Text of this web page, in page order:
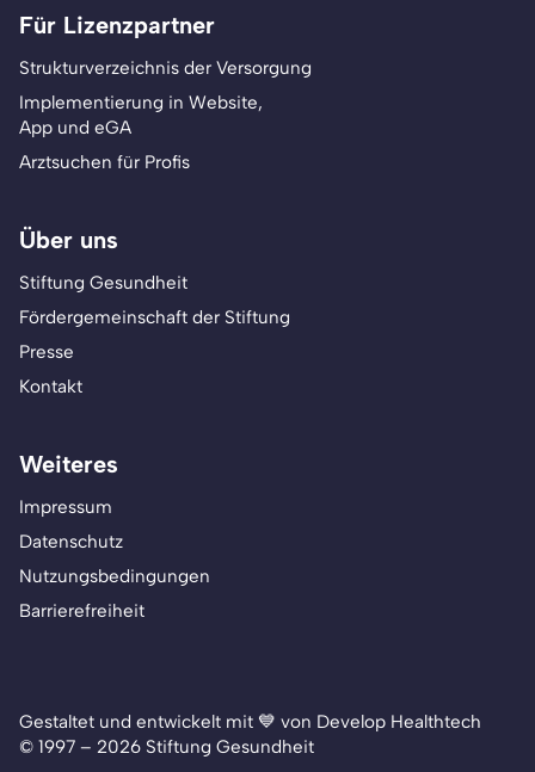
Für Lizenzpartner
Strukturverzeichnis der Versorgung
Implementierung in Website,
App und eGA
Arztsuchen für Profis
Über uns
Stiftung Gesundheit
Fördergemeinschaft der Stiftung
Presse
Kontakt
Weiteres
Impressum
Datenschutz
Nutzungsbedingungen
Barrierefreiheit
Gestaltet und entwickelt mit 💙 von Develop Healthtech
© 1997 – 2026 Stiftung Gesundheit